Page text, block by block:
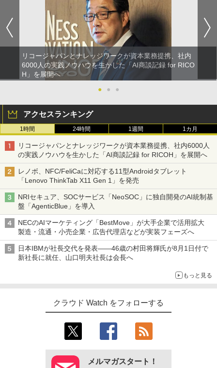
リコージャパンとナレッジワークが資本業務提携、社内
6000人の実践ノウハウを生かした「AI商談記録 for RICO
H」を展開へ
●
● ●
アクセスランキング
1時間 24時間 1週間 1カ月
リコージャパンとナレッジワークが資本業務提携、社内6000人
の実践ノウハウを生かした「AI商談記録 for RICOH」を展開へ
レノボ、NFC/FeliCaに対応する11型Androidタブレット
「Lenovo ThinkTab X11 Gen 1」を発売
NRIセキュア、SOCサービス「NeoSOC」に独自開発のAI統制基
盤「AgenticBlue」を導入
NECのAIマーケティング「BestMove」が大手企業で活用拡大
製造・流通・小売企業・広告代理店などが実装フェーズへ
日本IBMが社長交代を発表――46歳の村田将輝氏が8月1日付で
新社長に就任、山口明夫社長は会長へ
もっと見る
クラウド Watch をフォローする
メルマガスタート！